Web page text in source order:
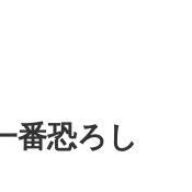
番恐ろし